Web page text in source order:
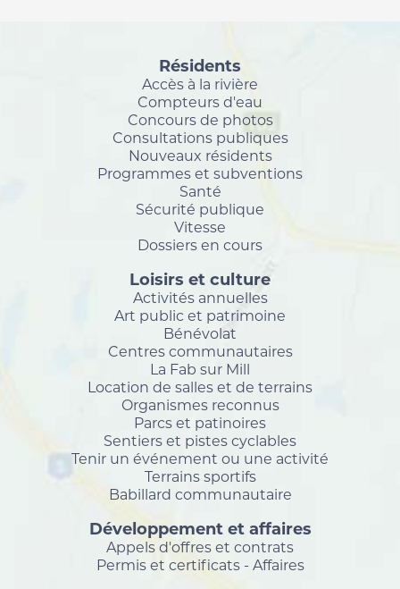
Résidents
Accès à la rivière
Compteurs d'eau
Concours de photos
Consultations publiques
Nouveaux résidents
Programmes et subventions
Santé
Sécurité publique
Vitesse
Dossiers en cours
Loisirs et culture
Activités annuelles
Art public et patrimoine
Bénévolat
Centres communautaires
La Fab sur Mill
Location de salles et de terrains
Organismes reconnus
Parcs et patinoires
Sentiers et pistes cyclables
Tenir un événement ou une activité
Terrains sportifs
Babillard communautaire
Développement et affaires
Appels d'offres et contrats
Permis et certificats - Affaires